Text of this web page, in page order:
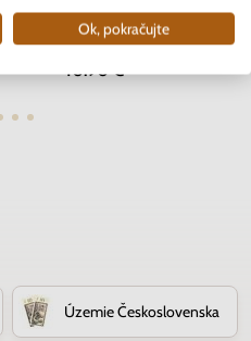
Univerzita v Gente - coincard
Skladom
10.90 €
Územie Československa
Ok, pokračujte